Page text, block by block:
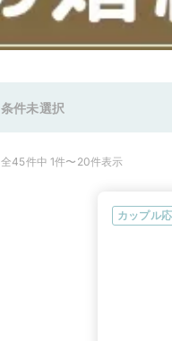
条件未選択
全45件中 1件〜20件表示
カップル